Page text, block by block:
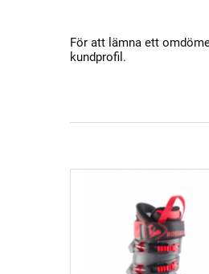
För att lämna ett
kundprofil.